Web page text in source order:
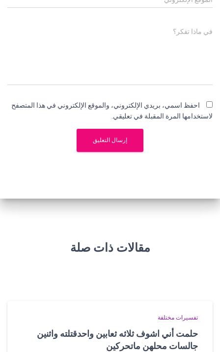
في ماذا تفكر؟
احفظ اسمي، بريدي الإلكتروني، والموقع الإلكتروني في هذا المتصفح
لاستخدامها المرة المقبلة في تعليقي.
مقالات ذات صلة
تفسيرات مختلفة
حلمت أني اشوف ثلاثه ثعابين واحدقتلته واثنين
جالسات محلهن ماتحركين